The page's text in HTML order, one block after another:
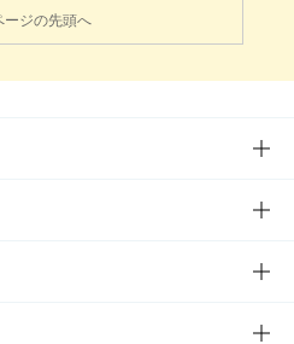
ージの先頭へ